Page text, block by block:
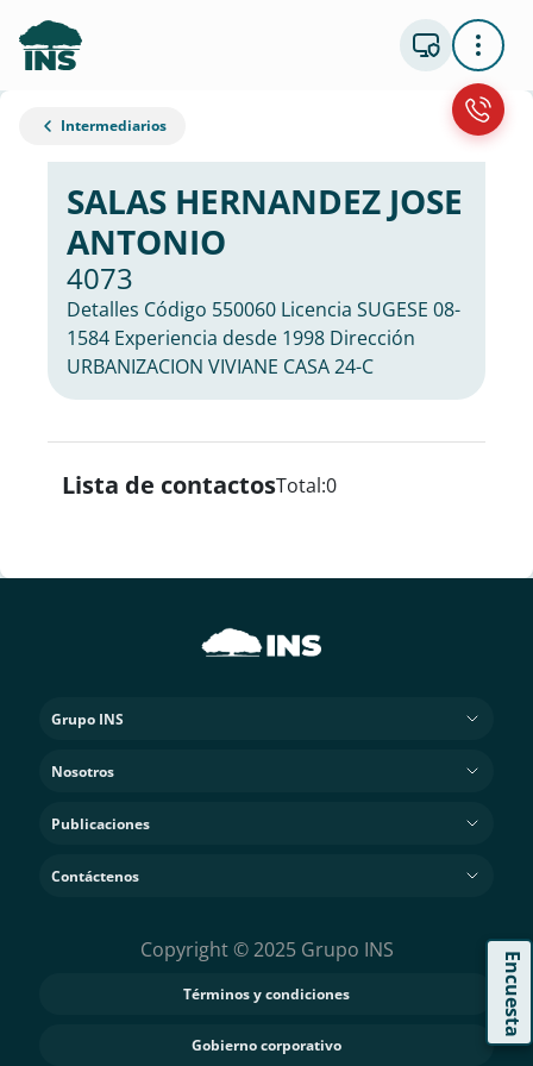
Intermediarios
Encuesta
SALAS HERNANDEZ JOSE
ANTONIO
4073
Detalles Código 550060 Licencia SUGESE 08-
1584 Experiencia desde 1998 Dirección
URBANIZACION VIVIANE CASA 24-C
Lista de contactosTotal:0
Grupo INS
Nosotros
Publicaciones
Contáctenos
Copyright © 2025 Grupo INS
Términos y condiciones
Gobierno corporativo